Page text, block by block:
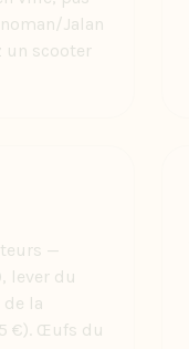
Jalan
un scooter
—
lever du
la
€). Œufs du